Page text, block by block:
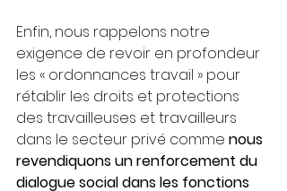
Enfin, nous rappelons notre
exigence de revoir en profondeur
les « ordonnances travail » pour
rétablir les droits et protections
des travailleuses et travailleurs
dans le secteur privé comme nous
revendiquons un renforcement du
dialogue social dans les fonctions